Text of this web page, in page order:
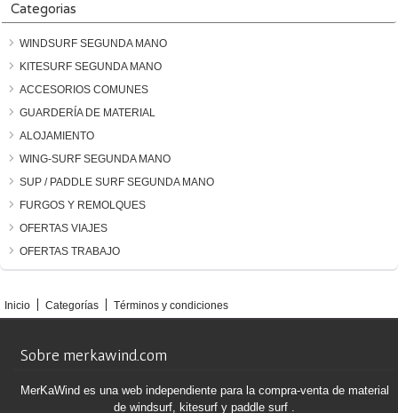
Categorias
WINDSURF SEGUNDA MANO
KITESURF SEGUNDA MANO
ACCESORIOS COMUNES
GUARDERÍA DE MATERIAL
ALOJAMIENTO
WING-SURF SEGUNDA MANO
SUP / PADDLE SURF SEGUNDA MANO
FURGOS Y REMOLQUES
OFERTAS VIAJES
OFERTAS TRABAJO
Inicio Categorías Términos y condiciones
Sobre merkawind.com
MerKaWind es una web independiente para la compra-venta de material
de windsurf, kitesurf y paddle surf .